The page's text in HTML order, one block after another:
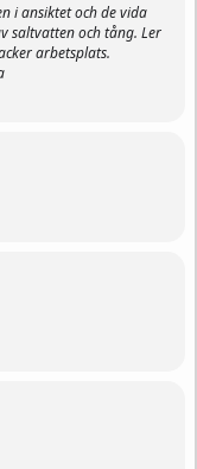
i ansiktet och de vida
saltvatten och tång. Ler
arbetsplats.